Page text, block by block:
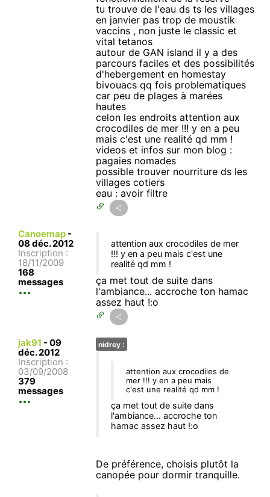
tu trouve de l'eau ds ts les villages
en janvier pas trop de moustik
vaccins , non juste le classic et
vital tetanos
autour de GAN island il y a des
parcours faciles et des possibilités
d'hebergement en homestay
bivouacs qq fois problematiques
car peu de plages à marées
hautes
celon les endroits attention aux
crocodiles de mer !!! y en a peu
mais c'est une realité qd mm !
videos et infos sur mon blog :
pagaies nomades
possible trouver nourriture ds les
villages cotiers
eau : avoir filtre
Canoemap -
08 déc. 2012
Inscription :
18/11/2009
168
messages
attention aux crocodiles de mer
!!! y en a peu mais c'est une
realité qd mm !
ça met tout de suite dans
l'ambiance... accroche ton hamac
assez haut !:o
jak91 - 09
déc. 2012
Inscription :
03/09/2008
379
messages
nidrey :
attention aux crocodiles de
mer !!! y en a peu mais
c'est une realité qd mm !
ça met tout de suite dans
l'ambiance... accroche ton
hamac assez haut !:o
De préférence, choisis plutôt la
canopée pour dormir tranquille.